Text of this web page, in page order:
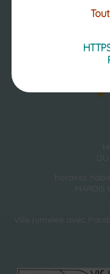
horaires
MARDIS
Ville jumelée avec